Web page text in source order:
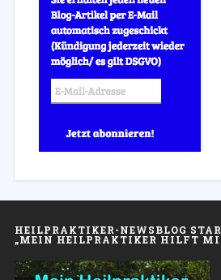
HEILPRAKTIKER-NEWSBLOG
„MEIN HEILPRAKTIKER HILFT